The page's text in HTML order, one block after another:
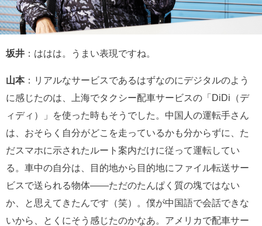
坂井 ：ははは。うまい表現ですね。
山本：リアルなサービスであるはずなのにデジタルのよう
に感じたのは、上海でタクシー配車サービスの「DiDi（デ
ィディ）」を使った時もそうでした。中国人の運転手さん
は、おそらく自分がどこを走っているかも分からずに、た
だスマホに示されたルート案内だけに従って運転してい
る。車中の自分は、目的地から目的地にファイル転送サー
ビスで送られる物体――ただのたんぱく質の塊ではない
か、と思えてきたんです（笑）。僕が中国語で会話できな
いから、とくにそう感じたのかなあ。アメリカで配車サー